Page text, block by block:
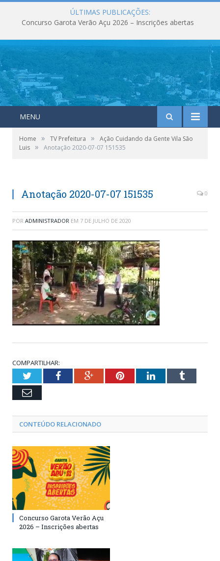
ÚLTIMAS PUBLICAÇÕES:
Concurso Garota Verão Açu 2026 – Inscrições abertas
MENU
Home » TV Prefeitura »
Ação Cuidando da Gente Vila São
Luis » Anotação 2020-07-07 151535
Anotação 2020-07-07 151535 0
POR ADMINISTRADOR EM 7 DE JULHO DE 2020
COMPARTILHAR:
TwitterFacebookGoogle+PinterestLinkedInTumblr
Email
CONTEÚDO RELACIONADO
Concurso Garota Verão Açu
2026 – Inscrições abertas